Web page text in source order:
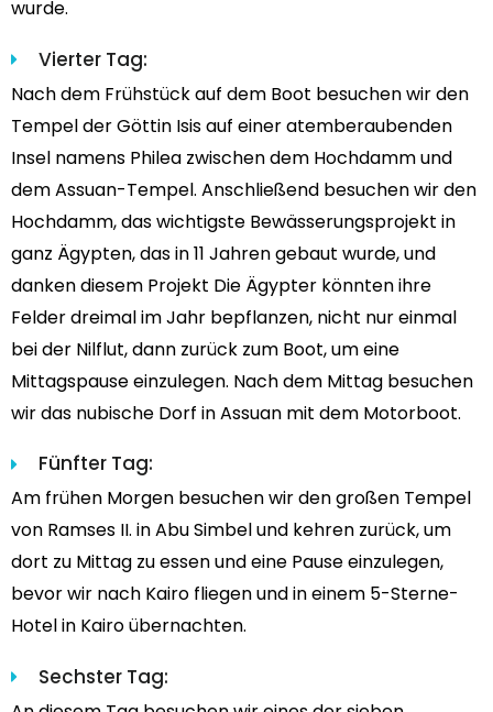
wurde.
Vierter Tag:
Nach dem Frühstück auf dem Boot besuchen wir den
Tempel der Göttin Isis auf einer atemberaubenden
Insel namens Philea zwischen dem Hochdamm und
dem Assuan-Tempel. Anschließend besuchen wir den
Hochdamm, das wichtigste Bewässerungsprojekt in
ganz Ägypten, das in 11 Jahren gebaut wurde, und
danken diesem Projekt Die Ägypter könnten ihre
Felder dreimal im Jahr bepflanzen, nicht nur einmal
bei der Nilflut, dann zurück zum Boot, um eine
Mittagspause einzulegen. Nach dem Mittag besuchen
wir das nubische Dorf in Assuan mit dem Motorboot.
Fünfter Tag:
Am frühen Morgen besuchen wir den großen Tempel
von Ramses II. in Abu Simbel und kehren zurück, um
dort zu Mittag zu essen und eine Pause einzulegen,
bevor wir nach Kairo fliegen und in einem 5-Sterne-
Hotel in Kairo übernachten.
Sechster Tag: